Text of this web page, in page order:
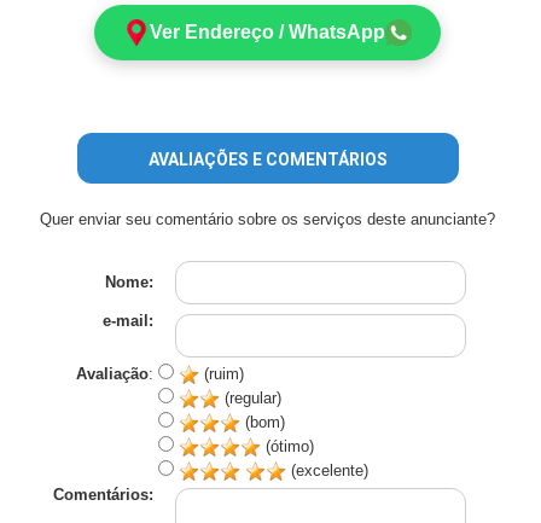
Ver Endereço / WhatsApp
AVALIAÇÕES E COMENTÁRIOS
Quer enviar seu comentário sobre os serviços deste anunciante?
Nome:
e-mail:
Avaliação:
(ruim)
(regular)
(bom)
(ótimo)
(excelente)
Comentários: